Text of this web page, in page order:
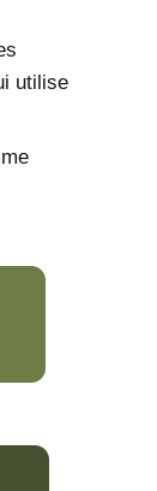
utilise